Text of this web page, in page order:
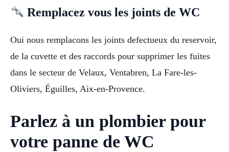
Remplacez vous les joints de WC
Oui nous remplacons les joints defectueux du reservoir,
de la cuvette et des raccords pour supprimer les fuites
dans le secteur de Velaux, Ventabren, La Fare-les-
Oliviers, Éguilles, Aix-en-Provence.
Parlez à un plombier pour
votre panne de WC